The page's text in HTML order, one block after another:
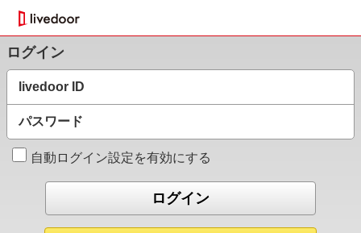
ログイン
livedoor ID
パスワード
自動ログイン設定を有効にする